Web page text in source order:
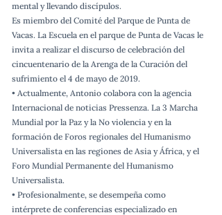
mental y llevando discípulos.
Es miembro del Comité del Parque de Punta de
Vacas. La Escuela en el parque de Punta de Vacas le
invita a realizar el discurso de celebración del
cincuentenario de la Arenga de la Curación del
sufrimiento el 4 de mayo de 2019.
• Actualmente, Antonio colabora con la agencia
Internacional de noticias Pressenza. La 3 Marcha
Mundial por la Paz y la No violencia y en la
formación de Foros regionales del Humanismo
Universalista en las regiones de Asia y África, y el
Foro Mundial Permanente del Humanismo
Universalista.
• Profesionalmente, se desempeña como
intérprete de conferencias especializado en